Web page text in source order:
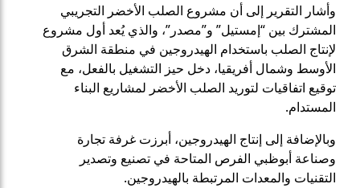
وأشار التقرير إلى أن مشروع الصلب الأخضر التجريبي
المشترك بين “إمستيل” و”مصدر”، والذي يُعد أول مشروع
لإنتاج الصلب باستخدام الهيدروجين في منطقة الشرق
الأوسط وشمال أفريقيا، دخل حيز التشغيل بالفعل، مع
توقيع اتفاقيات لتوريد الصلب الأخضر لمشاريع البناء
المستدام.
وبالإضافة إلى إنتاج الهيدروجين، أبرزت غرفة تجارة
وصناعة أبوظبي الفرص المتاحة في تصنيع وتصدير
التقنيات والمعدات المرتبطة بالهيدروجين.